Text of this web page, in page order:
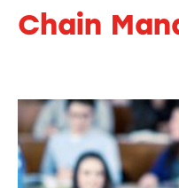
Chain